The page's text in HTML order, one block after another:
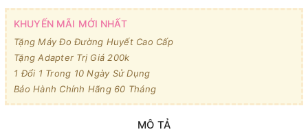
KHUYẾN MÃI MỚI NHẤT
Tặng Máy Đo Đường Huyết Cao Cấp
Tặng Adapter Trị Giá 200k
1 Đổi 1 Trong 10 Ngày Sử Dụng
Bảo Hành Chính Hãng 60 Tháng
MÔ TẢ